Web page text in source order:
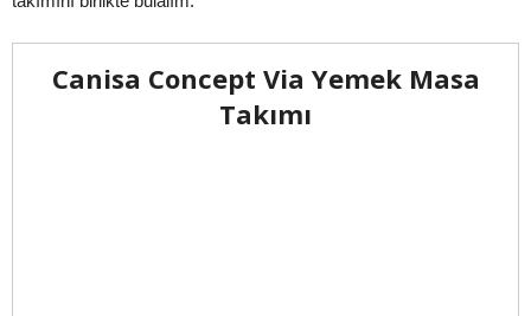
Canisa Concept Via Yemek Masa
Takımı